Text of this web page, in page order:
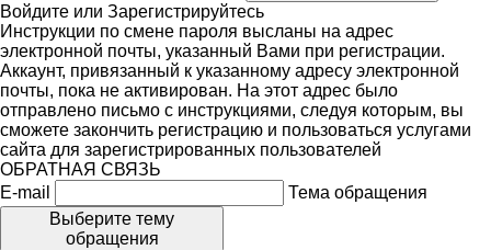
Войдите или Зарегистрируйтесь
Инструкции по смене пароля высланы на адрес
электронной почты, указанный Вами при регистрации.
Аккаунт, привязанный к указанному адресу электронной
почты, пока не активирован. На этот адрес было
отправлено письмо с инструкциями, следуя которым, вы
сможете закончить регистрацию и пользоваться услугами
сайта для зарегистрированных пользователей
ОБРАТНАЯ СВЯЗЬ
E-mail
Тема обращения
Выберите тему
обращения